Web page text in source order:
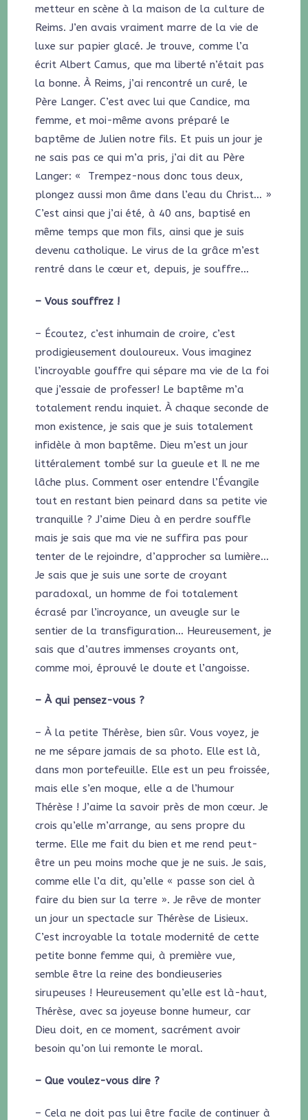
metteur en scène à la maison de la culture de
Reims. J’en avais vraiment marre de la vie de
luxe sur papier glacé. Je trouve, comme l’a
écrit Albert Camus, que ma liberté n’était pas
la bonne. À Reims, j’ai rencontré un curé, le
Père Langer. C’est avec lui que Candice, ma
femme, et moi-même avons préparé le
baptême de Julien notre fils. Et puis un jour je
ne sais pas ce qui m’a pris, j’ai dit au Père
Langer: « Trempez-nous donc tous deux,
plongez aussi mon âme dans l’eau du Christ… »
C’est ainsi que j’ai été, à 40 ans, baptisé en
même temps que mon fils, ainsi que je suis
devenu catholique. Le virus de la grâce m’est
rentré dans le cœur et, depuis, je souffre…
– Vous souffrez !
– Écoutez, c’est inhumain de croire, c’est
prodigieusement douloureux. Vous imaginez
l’incroyable gouffre qui sépare ma vie de la foi
que j’essaie de professer! Le baptême m’a
totalement rendu inquiet. À chaque seconde de
mon existence, je sais que je suis totalement
infidèle à mon baptême. Dieu m’est un jour
littéralement tombé sur la gueule et Il ne me
lâche plus. Comment oser entendre l’Évangile
tout en restant bien peinard dans sa petite vie
tranquille ? J’aime Dieu à en perdre souffle
mais je sais que ma vie ne suffira pas pour
tenter de le rejoindre, d’approcher sa lumière…
Je sais que je suis une sorte de croyant
paradoxal, un homme de foi totalement
écrasé par l’incroyance, un aveugle sur le
sentier de la transfiguration… Heureusement, je
sais que d’autres immenses croyants ont,
comme moi, éprouvé le doute et l’angoisse.
– À qui pensez-vous ?
– À la petite Thérèse, bien sûr. Vous voyez, je
ne me sépare jamais de sa photo. Elle est là,
dans mon portefeuille. Elle est un peu froissée,
mais elle s’en moque, elle a de l’humour
Thérèse ! J’aime la savoir près de mon cœur. Je
crois qu’elle m’arrange, au sens propre du
terme. Elle me fait du bien et me rend peut-
être un peu moins moche que je ne suis. Je sais,
comme elle l’a dit, qu’elle « passe son ciel à
faire du bien sur la terre ». Je rêve de monter
un jour un spectacle sur Thérèse de Lisieux.
C’est incroyable la totale modernité de cette
petite bonne femme qui, à première vue,
semble être la reine des bondieuseries
sirupeuses ! Heureusement qu’elle est là-haut,
Thérèse, avec sa joyeuse bonne humeur, car
Dieu doit, en ce moment, sacrément avoir
besoin qu’on lui remonte le moral.
– Que voulez-vous dire ?
– Cela ne doit pas lui être facile de continuer à